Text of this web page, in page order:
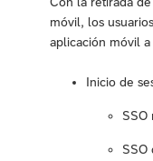
móvil, los
aplicación móvil
Inicio de
SSO
SSO